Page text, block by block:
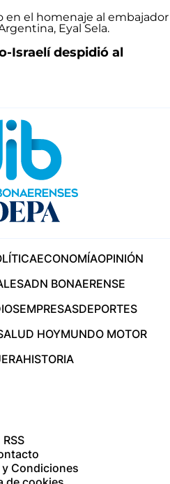
Israelí despidió al
ECONOMÍAOPINIÓN
ADN BONAERENSE
EMPRESASDEPORTES
HOYMUNDO MOTOR
HISTORIA
RSS
Condiciones